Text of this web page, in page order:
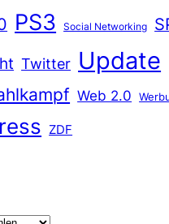
PS3 Social Networking
Twitter Update
Web 2.0
ZDF